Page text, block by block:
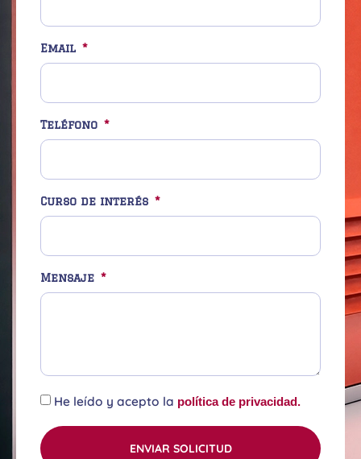
Email
Teléfono
Curso de interés
Mensaje
He leído y acepto la política de privacidad.
ENVIAR SOLICITUD